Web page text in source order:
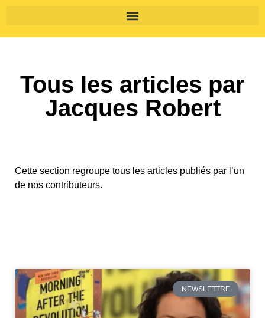
Tous les articles par
Jacques Robert
Cette section regroupe tous les articles publiés par l’un
de nos contributeurs.
NEWSLETTRE